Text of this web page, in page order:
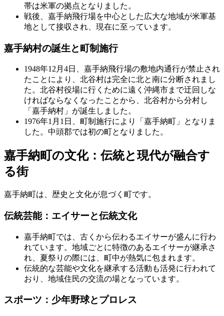
帯は米軍の拠点となりました。
戦後、嘉手納飛行場を中心とした広大な地域が米軍基
地として接収され、現在に至っています。
嘉手納村の誕生と町制施行
1948年12月4日、嘉手納飛行場の敷地内通行が禁止され
たことにより、北谷村は完全に北と南に分断されまし
た。北谷村役場に行くために遠く沖縄市まで迂回しな
ければならなくなったことから、北谷村から分村し
「嘉手納村」が誕生しました。
1976年1月1日、町制施行により「嘉手納町」となりま
した。中頭郡では初の町となりました。
嘉手納町の文化：伝統と現代が融合す
る街
嘉手納町は、歴史と文化が息づく町です。
伝統芸能：エイサーと伝統文化
嘉手納町では、古くから伝わるエイサーが盛んに行わ
れています。地域ごとに特徴のあるエイサーが継承さ
れ、夏祭りの際には、町中が熱気に包まれます。
伝統的な芸能や文化を継承する活動も活発に行われて
おり、地域住民の交流の場となっています。
スポーツ：少年野球とプロレス